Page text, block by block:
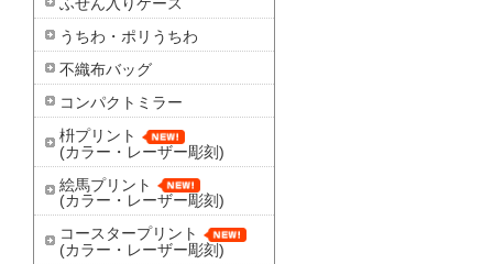
うちわ・ポリうちわ
不織布バッグ
コンパクトミラー
枡プリント
(カラー・レーザー彫刻)
絵馬プリント
(カラー・レーザー彫刻)
コースタープリント
(カラー・レーザー彫刻)